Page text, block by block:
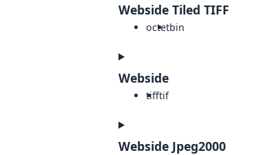
Webside Tiled TIFF
octetbin
Webside
tifftif
Webside Jpeg2000